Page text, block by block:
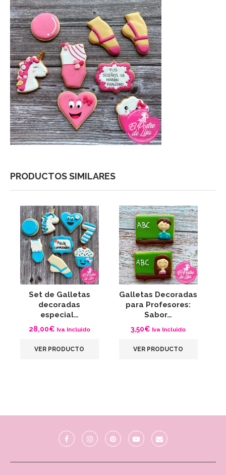
PRODUCTOS SIMILARES
Set de Galletas
decoradas
especial…
28,00€ Iva Incluido
VER PRODUCTO
Galletas Decoradas
para Profesores:
Sabor…
3,50€ Iva Incluido
VER PRODUCTO